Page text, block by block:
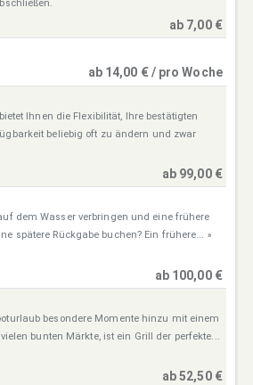
ab 7,00 €
ab 14,00 € / pro Woche
Ihnen die Flexibilität, Ihre bestätigten
beliebig oft zu ändern und zwar
ab 99,00 €
dem Wasser verbringen und eine frühere
spätere Rückgabe buchen? Ein frühere... »
ab 100,00 €
besondere Momente hinzu mit einem
bunten Märkte, ist ein Grill der perfekte...
ab 52,50 €